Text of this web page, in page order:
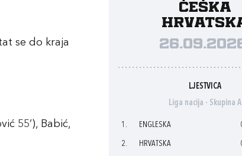
se do kraja
55’), Babić,
Češka
LJESTVICA
Liga nacija - Skupina A
1. ENGLESKA
2. HRVATSKA